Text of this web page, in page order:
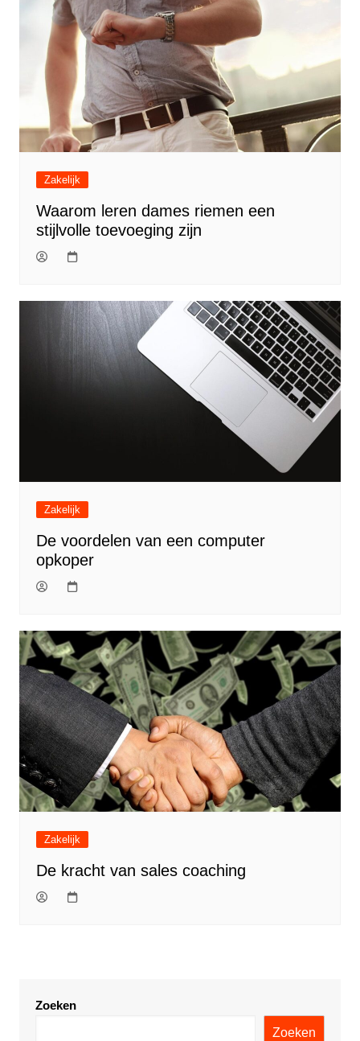
Zakelijk
Waarom leren dames riemen een
stijlvolle toevoeging zijn
Zakelijk
De voordelen van een computer
opkoper
Zakelijk
De kracht van sales coaching
Zoeken
Zoeken